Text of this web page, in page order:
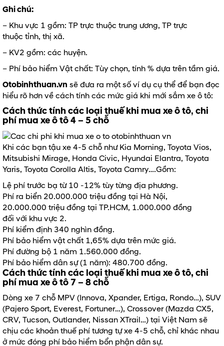
Ghi chú:
– Khu vực 1 gồm: TP trực thuộc trung ương, TP trực
thuộc tỉnh, thị xã.
– KV2 gồm: các huyện.
– Phí bảo hiểm Vật chất: Tùy chọn, tính % dựa trên tầm giá.
Otobinhthuan.vn sẽ đưa ra một số ví dụ cụ thể để bạn đọc
hiểu rõ hơn về cách tính các mức giá khi mới sắm xe ô tô:
Cách thức tính các loại thuế khi mua xe ô tô, chi
phí mua xe ô tô 4 – 5 chỗ
Khi các bạn tậu xe 4-5 chỗ như Kia Morning, Toyota Vios,
Mitsubishi Mirage, Honda Civic, Hyundai Elantra, Toyota
Yaris, Toyota Corolla Altis, Toyota Camry….Gồm:
Lệ phí trước bạ từ 10 -12% tùy từng địa phương.
Phí ra biển 20.000.000 triệu đồng tại Hà Nội,
20.000.000 triệu đồng tại TP.HCM, 1.000.000 đồng
đối với khu vực 2.
Phí kiểm định 340 nghìn đồng.
Phí bảo hiểm vật chất 1,65% dựa trên mức giá.
Phí đường bộ 1 năm 1.560.000 đồng.
Phí bảo hiểm dân sự (1 năm): 480.700 đồng.
Cách thức tính các loại thuế khi mua xe ô tô, chi
phí mua xe ô tô 7 – 8 chỗ
Dòng xe 7 chỗ MPV (Innova, Xpander, Ertiga, Rondo…), SUV
(Pajero Sport, Everest, Fortuner…), Crossover (Mazda CX5,
CRV, Tucson, Outlander, Nissan XTrail…) tại Việt Nam sẽ
chịu các khoản thuế phí tương tự xe 4-5 chỗ, chỉ khác nhau
ở mức đóng phí bảo hiểm bổn phận dân sự.